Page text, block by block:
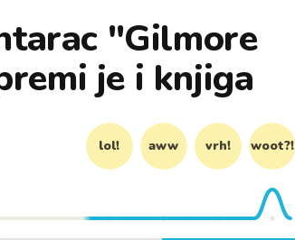
"Gilmore
je i knjiga
lol! aww vrh! woot?!